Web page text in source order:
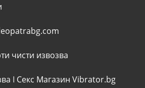
чисти извозва
I Секс Магазин Vibrator.bg